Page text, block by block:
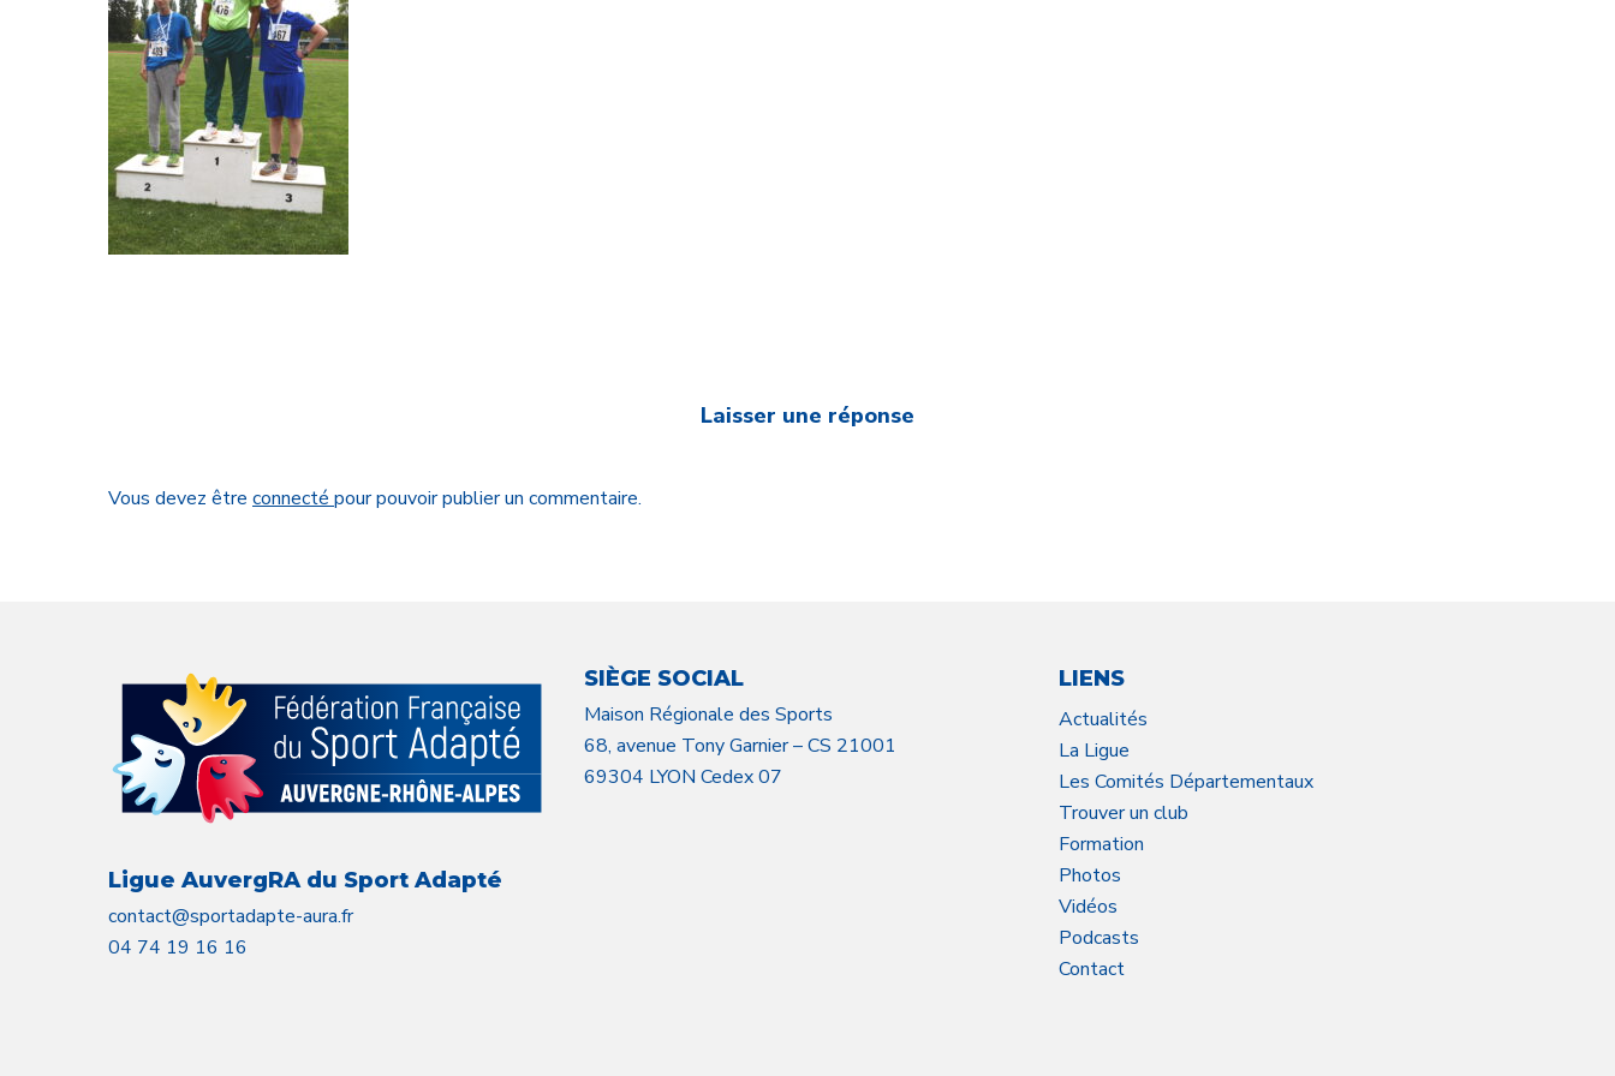
Laisser une réponse
Vous devez être connecté pour pouvoir publier un commentaire.
Ligue AuvergRA du Sport Adapté
contact@sportadapte-aura.fr
04 74 19 16 16
SIÈGE SOCIAL
Maison Régionale des Sports
68, avenue Tony Garnier – CS 21001
69304 LYON Cedex 07
LIENS
Actualités
La Ligue
Les Comités Départementaux
Trouver un club
Formation
Photos
Vidéos
Podcasts
Contact